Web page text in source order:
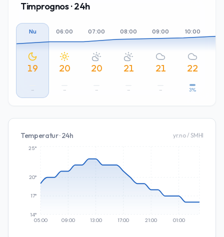
Timprognos · 24h
Nu
19
–
06:00
20
–
07:00
20
–
08:00
21
–
09:00
21
–
10:00
22
3%
Temperatur · 24h yr.no / SMHI
05:00 09:00 13:00 17:00 21:00 01:00
14°
17°
20°
25°